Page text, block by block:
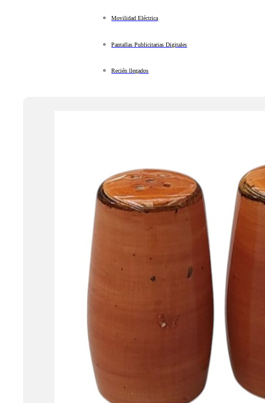
Movilidad Eléctrica
Pantallas Publicitarias Digitales
Recién llegados